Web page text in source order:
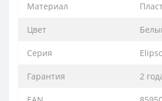
Материал
Цвет
Серия
Гарантия 2